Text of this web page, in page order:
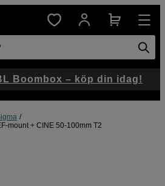
mount + CINE 50-100mm T2
Boombox – köp din idag!